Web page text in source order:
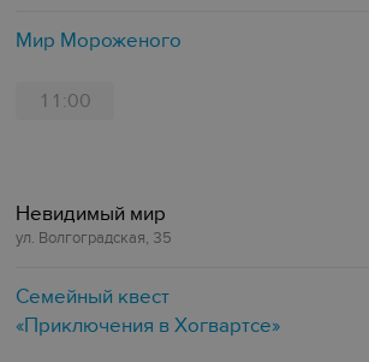
Мир Мороженого
11:00
Невидимый мир
ул. Волгоградская, 35
Семейный квест
«Приключения в Хогвартсе»